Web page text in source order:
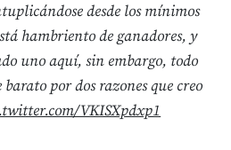
desde los mínimos
hambriento de ganadores, y
uno aquí, sin embargo, todo
por dos razones que creo
VKISXpdxp1